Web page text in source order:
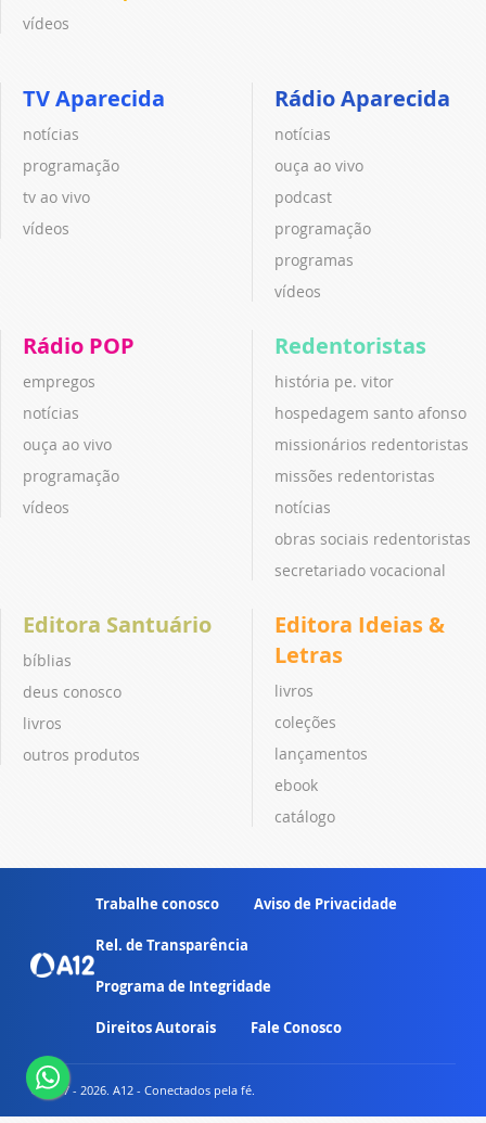
vídeos
TV Aparecida
notícias
programação
tv ao vivo
vídeos
Rádio Aparecida
notícias
ouça ao vivo
podcast
programação
programas
vídeos
Rádio POP
empregos
notícias
ouça ao vivo
programação
vídeos
Redentoristas
história pe. vitor
hospedagem santo afonso
missionários redentoristas
missões redentoristas
notícias
obras sociais redentoristas
secretariado vocacional
Editora Santuário
bíblias
deus conosco
livros
outros produtos
Editora Ideias &
Letras
livros
coleções
lançamentos
ebook
catálogo
Trabalhe conosco Aviso de Privacidade
Rel. de Transparência
Programa de Integridade
Direitos Autorais Fale Conosco
© 2007 - 2026. A12 - Conectados pela fé.